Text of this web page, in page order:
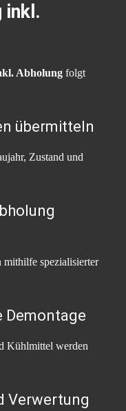
inkl.
Abholung folgt
übermitteln
Zustand und
mithilfe spezialisierter
Demontage
Kühlmittel werden
Verwertung